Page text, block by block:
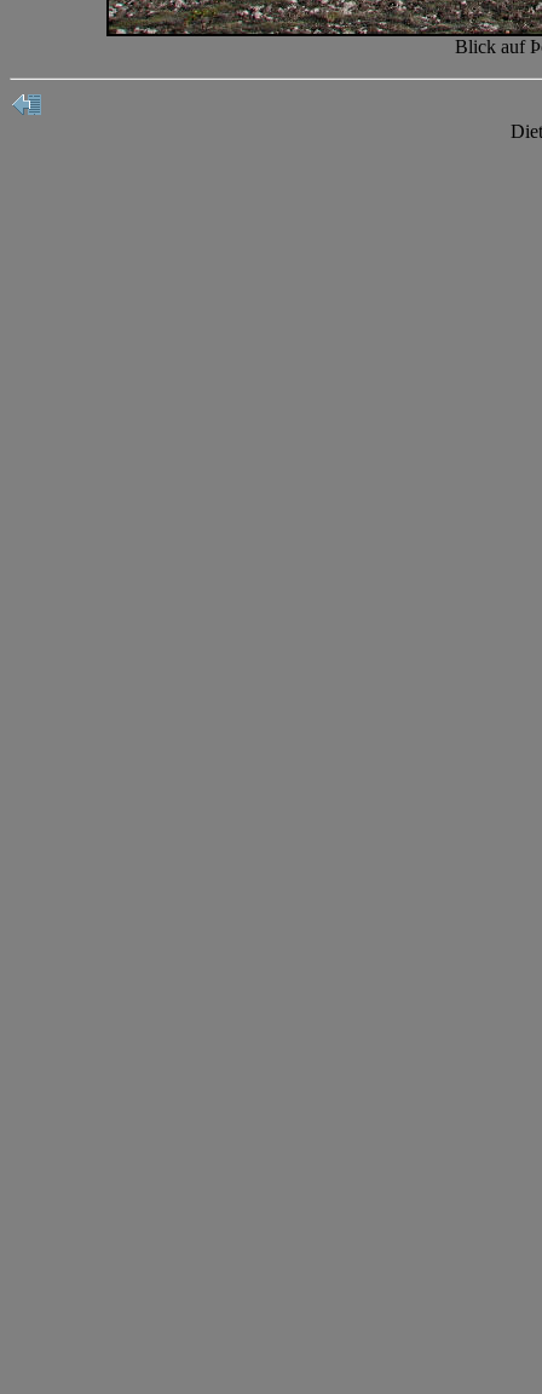
Blick auf